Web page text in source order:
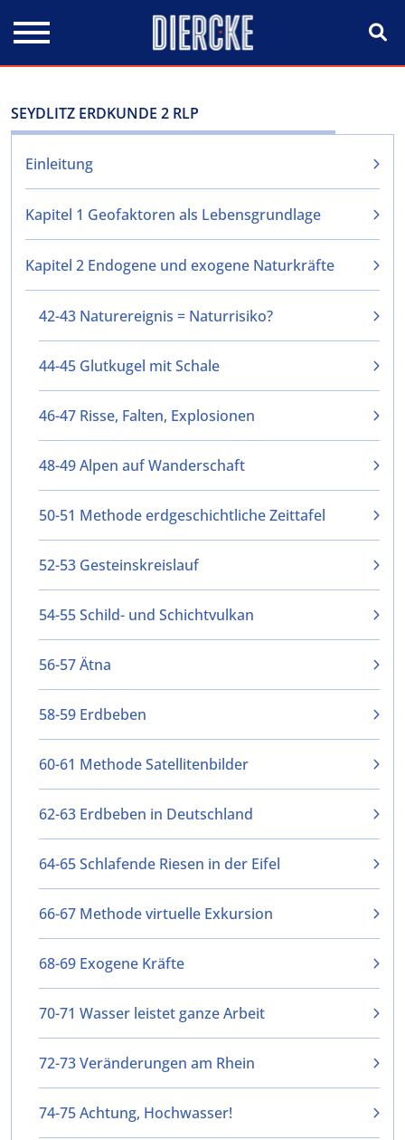
SEYDLITZ ERDKUNDE 2 RLP
Einleitung
Kapitel 1 Geofaktoren als Lebensgrundlage
Kapitel 2 Endogene und exogene Naturkräfte
42-43 Naturereignis = Naturrisiko?
44-45 Glutkugel mit Schale
46-47 Risse, Falten, Explosionen
48-49 Alpen auf Wanderschaft
50-51 Methode erdgeschichtliche Zeittafel
52-53 Gesteinskreislauf
54-55 Schild- und Schichtvulkan
56-57 Ätna
58-59 Erdbeben
60-61 Methode Satellitenbilder
62-63 Erdbeben in Deutschland
64-65 Schlafende Riesen in der Eifel
66-67 Methode virtuelle Exkursion
68-69 Exogene Kräfte
70-71 Wasser leistet ganze Arbeit
72-73 Veränderungen am Rhein
74-75 Achtung, Hochwasser!